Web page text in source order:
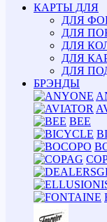
КАРТЫ ДЛЯ
ДЛЯ
ДЛЯ
ДЛЯ
ДЛЯ
ДЛЯ
БРЭНДЫ
BEE